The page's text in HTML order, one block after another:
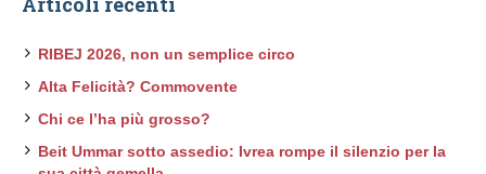
RIBEJ 2026, non un semplice circo
Alta Felicità? Commovente
Chi ce l’ha più grosso?
Beit Ummar sotto assedio: Ivrea rompe il silenzio per la